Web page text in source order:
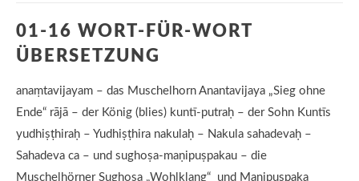
01-16 WORT-FÜR-WORT
ÜBERSETZUNG
anaṃtavijayam – das Muschelhorn Anantavijaya „Sieg ohne
Ende“ rājā – der König (blies) kuntī-putraḥ – der Sohn Kuntīs
yudhiṣṭhiraḥ – Yudhiṣṭhira nakulaḥ – Nakula sahadevaḥ –
Sahadeva ca – und sughoṣa-maṇipuṣpakau – die
Muschelhörner Sughoṣa „Wohlklang“ und Maṇipuṣpaka